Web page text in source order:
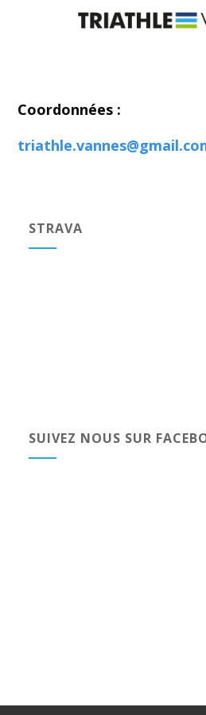
Coordonnées :
STRAVA
SUIVEZ NOUS SUR